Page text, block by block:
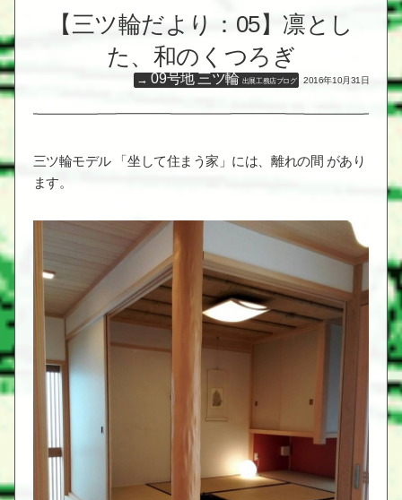
【三ツ輪だより：05】凛とし
た、和のくつろぎ
09号地 三ツ輪 出展工務店ブログ 2016年10月31日
三ツ輪モデル 「坐して住まう家」には、離れの間 があり
ます。